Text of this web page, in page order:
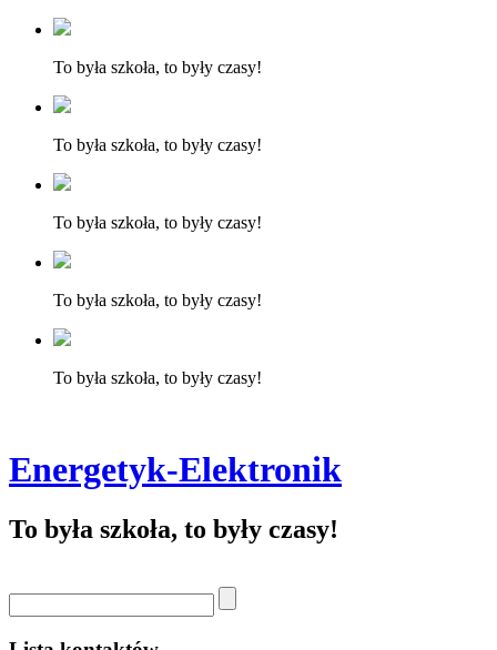
To była szkoła, to były czasy!
To była szkoła, to były czasy!
To była szkoła, to były czasy!
To była szkoła, to były czasy!
To była szkoła, to były czasy!
Energetyk-Elektronik
To była szkoła, to były czasy!